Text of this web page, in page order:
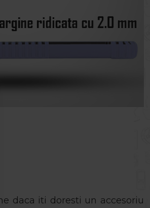
daca iti doresti un accesoriu